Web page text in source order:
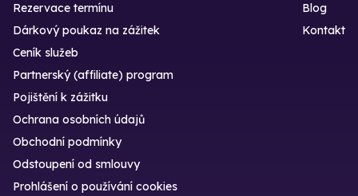
Rezervace termínu
Dárkový poukaz na zážitek
Blog
Kontakt
Ceník služeb
Partnerský (affiliate) program
Pojištění k zážitku
Ochrana osobních údajů
Obchodní podmínky
Odstoupení od smlouvy
Prohlášení o používání cookies